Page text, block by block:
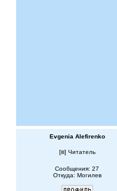
Evgenia Alefirenko
[ ] Читатель
Сообщения: 27
Откуда: Могилев